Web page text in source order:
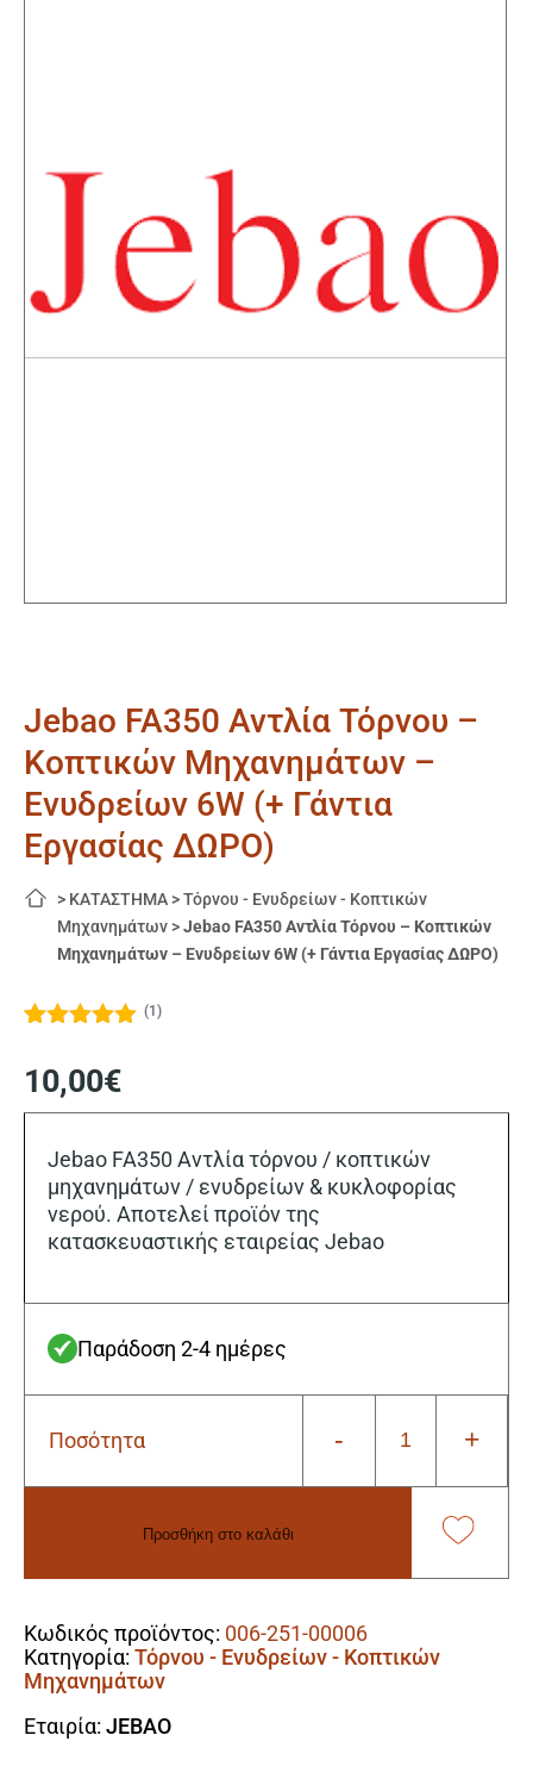
Jebao FA350 Αντλία Τόρνου –
Κοπτικών Μηχανημάτων –
Ενυδρείων 6W (+ Γάντια
Εργασίας ΔΩΡΟ)
> ΚΑΤΑΣΤΗΜΑ >Τόρνου - Ενυδρείων - Κοπτικών
Μηχανημάτων >Jebao FA350 Αντλία Τόρνου – Κοπτικών
Μηχανημάτων – Ενυδρείων 6W (+ Γάντια Εργασίας ΔΩΡΟ)
με5.00από
5 με βάση
βαθμολογία
(1)
10,00€
Jebao FA350 Αντλία τόρνου / κοπτικών
μηχανημάτων / ενυδρείων & κυκλοφορίας
νερού. Αποτελεί προϊόν της
κατασκευαστικής εταιρείας Jebao
Παράδοση 2-4 ημέρες
Ποσότητα -
Jebao
Ενυδρείων
6W
(+
Γάντια
Εργασίας
+
Προσθήκη στο καλάθι
Κωδικός προϊόντος: 006-251-00006
Κατηγορία: Τόρνου - Ενυδρείων - Κοπτικών
Μηχανημάτων
Εταιρία: JEBAO